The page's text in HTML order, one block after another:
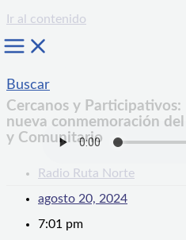
Ir al contenido
Buscar
Cercanos y
nueva conmemoración
y Comunitario
Radio Ruta Norte
agosto 20, 2024
7:01 pm